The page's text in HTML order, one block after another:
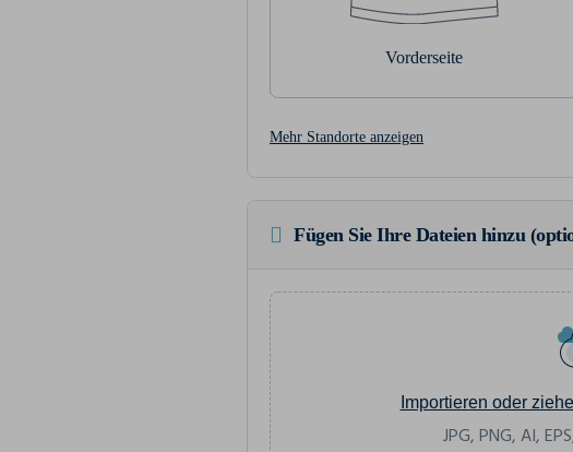
Vorderseite
Mehr Standorte anzeigen
Fügen Sie Ihre Dateien hinzu
Importieren oder
JPG, PNG, AI,